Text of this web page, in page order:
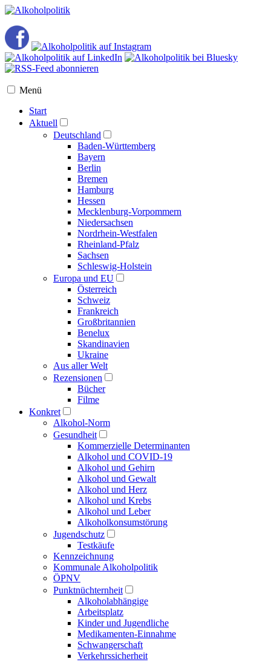
Menü
Start
Aktuell
Deutschland
Baden-Württemberg
Bayern
Berlin
Bremen
Hamburg
Hessen
Mecklenburg-Vorpommern
Niedersachsen
Nordrhein-Westfalen
Rheinland-Pfalz
Sachsen
Schleswig-Holstein
Europa und EU
Österreich
Schweiz
Frankreich
Großbritannien
Benelux
Skandinavien
Ukraine
Aus aller Welt
Rezensionen
Bücher
Filme
Konkret
Alkohol-Norm
Gesundheit
Kommerzielle Determinanten
Alkohol und COVID-19
Alkohol und Gehirn
Alkohol und Gewalt
Alkohol und Herz
Alkohol und Krebs
Alkohol und Leber
Alkoholkonsumstörung
Jugendschutz
Testkäufe
Kennzeichnung
Kommunale Alkoholpolitik
ÖPNV
Punktnüchternheit
Alkoholabhängige
Arbeitsplatz
Kinder und Jugendliche
Medikamenten-Einnahme
Schwangerschaft
Verkehrssicherheit